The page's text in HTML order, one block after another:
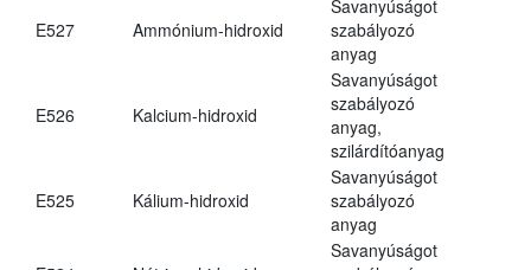
E527 Ammónium-hidroxid
Savanyúságot
szabályozó
anyag
E526 Kalcium-hidroxid
Savanyúságot
szabályozó
anyag,
szilárdítóanyag
E525 Kálium-hidroxid
Savanyúságot
szabályozó
anyag
Savanyúságot